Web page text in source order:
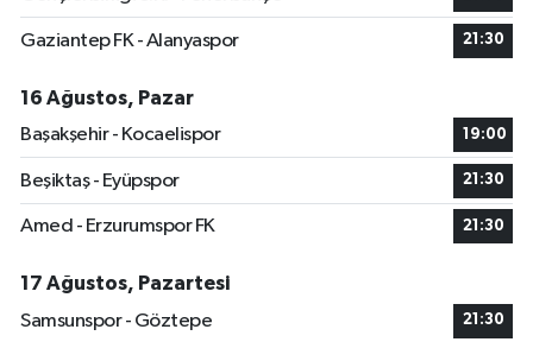
Gaziantep FK - Alanyaspor 21:30
16 Ağustos, Pazar
Başakşehir - Kocaelispor
19:00
Beşiktaş - Eyüpspor 21:30
Amed - Erzurumspor FK 21:30
17 Ağustos, Pazartesi
Samsunspor - Göztepe
21:30